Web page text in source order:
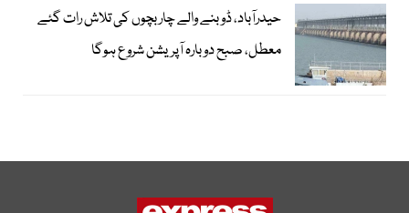
حیدرآباد، ڈوبنے والے چار بچوں کی تلاش رات گئے
معطل، صبح دوبارہ آپریشن شروع ہوگا